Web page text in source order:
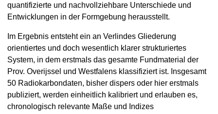
quantifizierte und nachvollziehbare Unterschiede und
Entwicklungen in der Formgebung herausstellt.
Im Ergebnis entsteht ein an Verlindes Gliederung
orientiertes und doch wesentlich klarer strukturiertes
System, in dem erstmals das gesamte Fundmaterial der
Prov. Overijssel und Westfalens klassifiziert ist. Insgesamt
50 Radiokarbondaten, bisher dispers oder hier erstmals
publiziert, werden einheitlich kalibriert und erlauben es,
chronologisch relevante Maße und Indizes